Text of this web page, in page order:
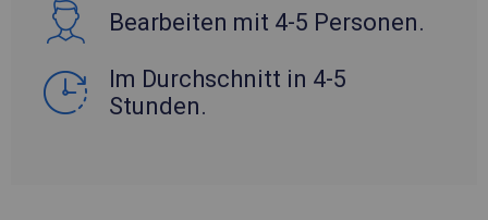
Bearbeiten mit 4-5 Personen.
Im Durchschnitt in 4-5
Stunden.